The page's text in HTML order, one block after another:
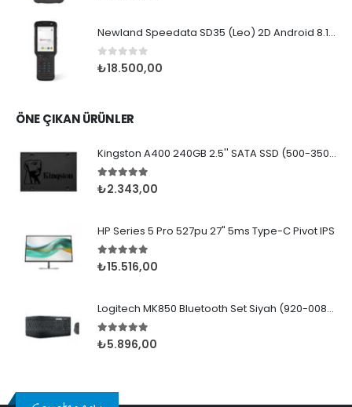
Newland Speedata SD35 (Leo) 2D Android 8.1 Wifi BT
0 5 üzerinden
₺18.500,00
ÖNE ÇIKAN ÜRÜNLER
Kingston A400 240GB 2.5'' SATA SSD (500-350MB/s)
5.005 üzerinden
₺2.343,00
HP Series 5 Pro 527pu 27" 5ms Type-C Pivot IPS
5.005 üzerinden
₺15.516,00
Logitech MK850 Bluetooth Set Siyah (920-008230)
5.005 üzerinden
₺5.896,00